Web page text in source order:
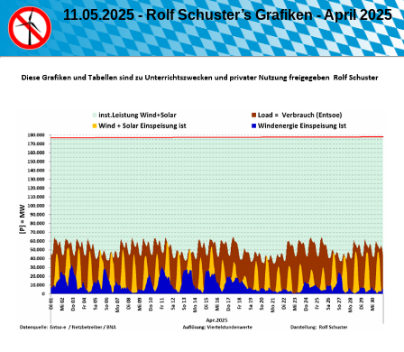
11.05.2025 - Rolf Schuster’s Grafiken - April 2025